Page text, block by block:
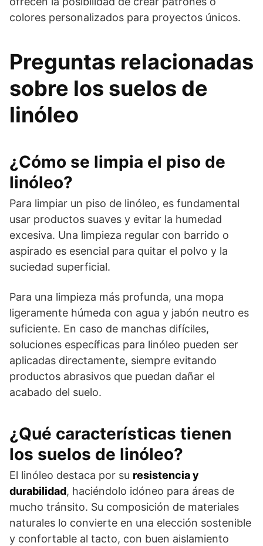
colores personalizados para proyectos únicos.
Preguntas relacionadas
sobre los suelos de
linóleo
¿Cómo se limpia el piso de
linóleo?
Para limpiar un piso de linóleo, es fundamental
usar productos suaves y evitar la humedad
excesiva. Una limpieza regular con barrido o
aspirado es esencial para quitar el polvo y la
suciedad superficial.
Para una limpieza más profunda, una mopa
ligeramente húmeda con agua y jabón neutro es
suficiente. En caso de manchas difíciles,
soluciones específicas para linóleo pueden ser
aplicadas directamente, siempre evitando
productos abrasivos que puedan dañar el
acabado del suelo.
¿Qué características tienen
los suelos de linóleo?
El linóleo destaca por su resistencia y
durabilidad, haciéndolo idóneo para áreas de
mucho tránsito. Su composición de materiales
naturales lo convierte en una elección sostenible
y confortable al tacto, con buen aislamiento